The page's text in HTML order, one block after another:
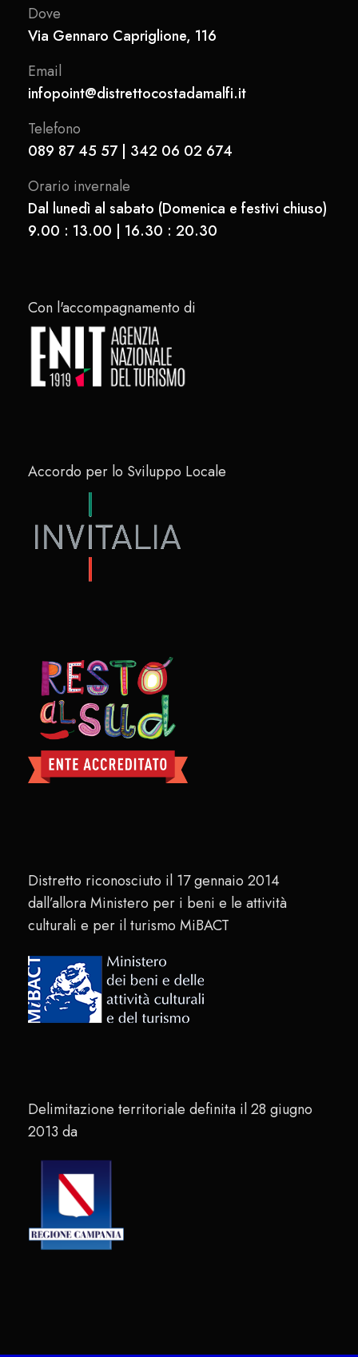
Dove
Via Gennaro Capriglione, 116
Email
infopoint@distrettocostadamalfi.it
Telefono
089 87 45 57 | 342 06 02 674
Orario invernale
Dal lunedì al sabato (Domenica e festivi chiuso)
9.00 : 13.00 | 16.30 : 20.30
Con l'accompagnamento di
Accordo per lo Sviluppo Locale
Distretto riconosciuto il 17 gennaio 2014
dall’allora Ministero per i beni e le attività
culturali e per il turismo MiBACT
Delimitazione territoriale definita il 28 giugno
2013 da